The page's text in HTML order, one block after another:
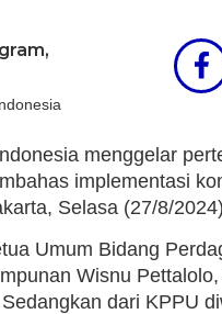
,
menggelar
implementasi
Selasa (27/8/
Umum Bidang
Wisnu
dari KPPU